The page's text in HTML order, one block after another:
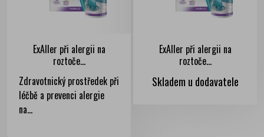
ExAller při alergii na
roztoče...
Zdravotnický prostředek při
léčbě a prevenci alergie
na...
ExAller při alergii na
roztoče...
Skladem u dodavatele